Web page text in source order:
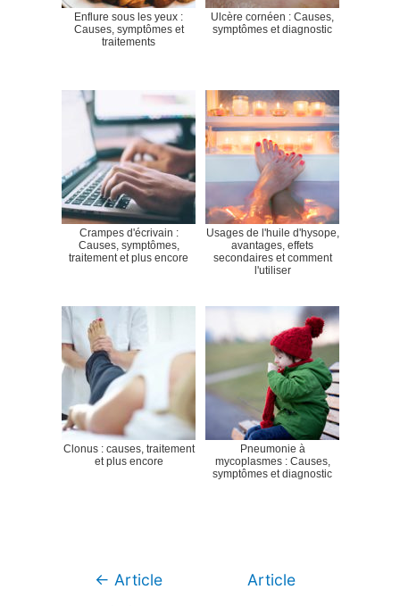
Enflure sous les yeux :
Causes, symptômes et
traitements
Ulcère cornéen : Causes,
symptômes et diagnostic
Crampes d'écrivain :
Causes, symptômes,
traitement et plus encore
Usages de l'huile d'hysope,
avantages, effets
secondaires et comment
l'utiliser
Clonus : causes, traitement
et plus encore
Pneumonie à
mycoplasmes : Causes,
symptômes et diagnostic
Navigation
← Article
Article